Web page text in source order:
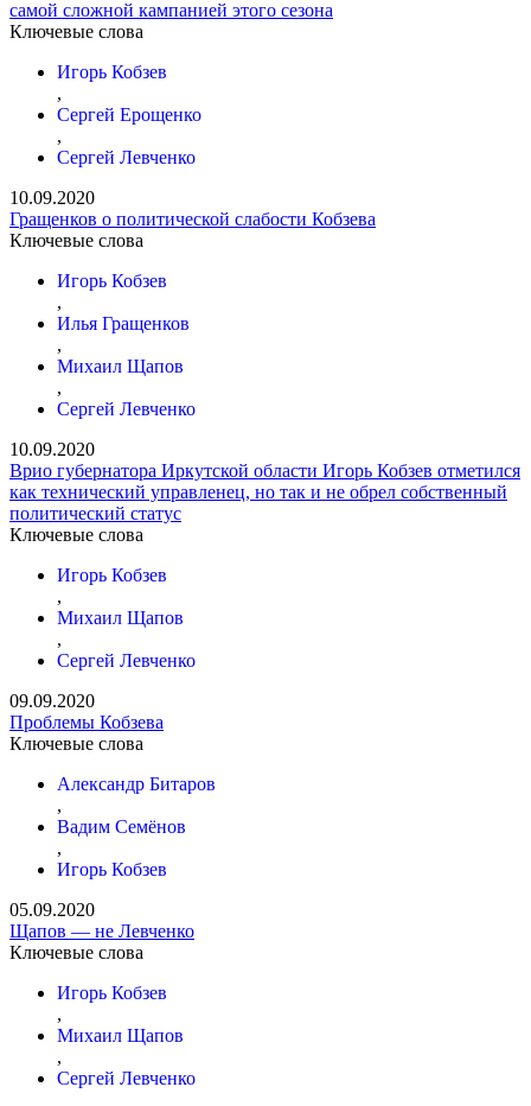
самой сложной кампанией этого сезона
Ключевые слова
Игорь Кобзев
,
Сергей Ерощенко
,
Сергей Левченко
10.09.2020
Гращенков о политической слабости Кобзева
Ключевые слова
Игорь Кобзев
,
Илья Гращенков
,
Михаил Щапов
,
Сергей Левченко
10.09.2020
Врио губернатора Иркутской области Игорь Кобзев отметился
как технический управленец, но так и не обрел собственный
политический статус
Ключевые слова
Игорь Кобзев
,
Михаил Щапов
,
Сергей Левченко
09.09.2020
Проблемы Кобзева
Ключевые слова
Александр Битаров
,
Вадим Семёнов
,
Игорь Кобзев
05.09.2020
Щапов — не Левченко
Ключевые слова
Игорь Кобзев
,
Михаил Щапов
,
Сергей Левченко